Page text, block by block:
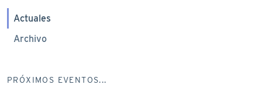
Actuales
Archivo
PRÓXIMOS EVENTOS...